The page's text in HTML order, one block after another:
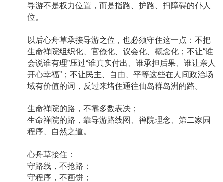
导游不是权力位置，而是指路、护路、扫障碍的仆人
位。
以后心舟草承接导游之位，也必须守住这一点：不把
生命禅院组织化、官僚化、议会化、概念化；不让“谁
会说谁有理”压过“谁真实付出、谁承担后果、谁让亲人
开心幸福”；不让民主、自由、平等这些在人间政治场
域有价值的词，反过来堵住通往仙岛群岛洲的路。
生命禅院的路，不靠多数表决；
生命禅院的路，靠导游路线图、禅院理念、第二家园
程序、自然之道。
心舟草接住：
守路线，不抢路；
守程序，不画饼；